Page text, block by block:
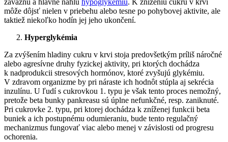
závažnú a hlavne náhlu hypoglykémiu. K zníženiu cukru v krvi
môže dôjsť nielen v priebehu alebo tesne po pohybovej aktivite, ale
taktiež niekoľko hodín jej jeho ukončení.
Hyperglykémia
Za zvýšením hladiny cukru v krvi stoja predovšetkým príliš náročné
alebo agresívne druhy fyzickej aktivity, pri ktorých dochádza
k nadprodukcii stresových hormónov, ktoré zvyšujú glykémiu.
V zdravom organizme by pri náraste ich hodnôt stúpla aj sekrécia
inzulínu. U ľudí s cukrovkou 1. typu je však tento proces nemožný,
pretože beta bunky pankreasu sú úplne nefunkčné, resp. zaniknuté.
Pri cukrovke 2. typu, pri ktorej dochádza k zníženej funkcii beta
buniek a ich postupnému odumieraniu, bude tento regulačný
mechanizmus fungovať viac alebo menej v závislosti od progresu
ochorenia.